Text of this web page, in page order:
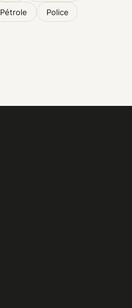
Pétrole Police